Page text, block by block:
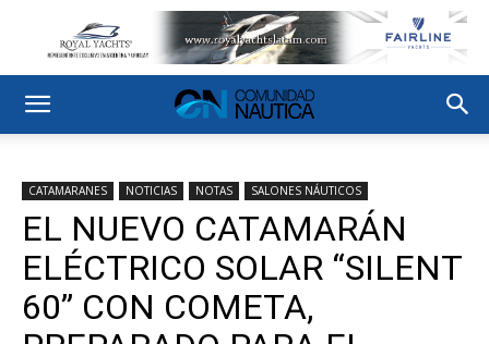
CATAMARANES NOTICIAS NOTAS SALONES NÁUTICOS
EL NUEVO CATAMARÁN
ELÉCTRICO SOLAR “SILENT
60” CON COMETA,